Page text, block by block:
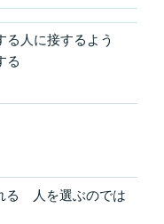
人に接するよう
る
る 人を選ぶのでは